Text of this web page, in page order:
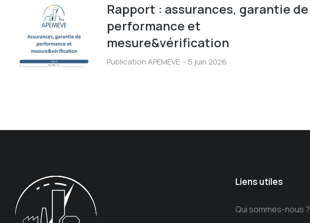
Rapport : assurances, garantie de
performance et
mesure&vérification
Publication APEMEVE 5 juin 2026
Liens utiles
Qui sommes-nous ?